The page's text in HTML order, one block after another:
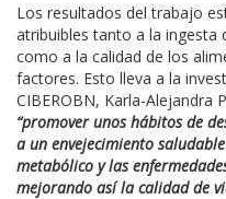
Los resultados del trabajo
atribuibles tanto a la ingesta
como a la calidad de los
factores. Esto lleva a la
CIBEROBN, Karla-Alejandra
“promover unos hábitos de
a un envejecimiento
metabólico y las
mejorando así la calidad de